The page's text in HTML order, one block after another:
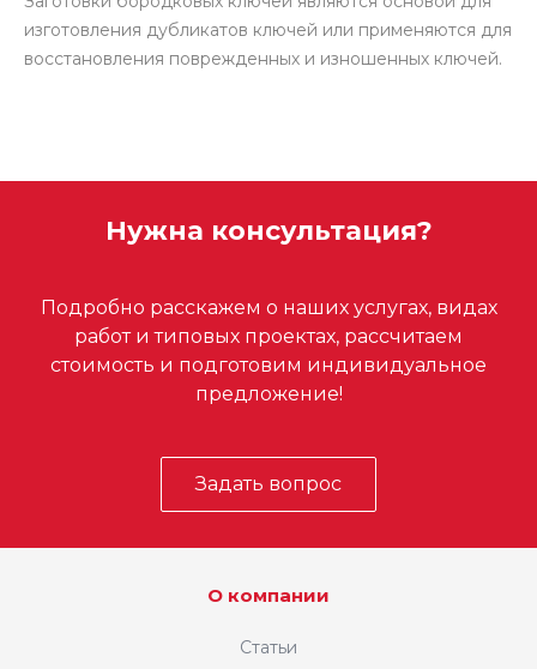
изготовления дубликатов ключей или применяются для
восстановления поврежденных и изношенных ключей.
Нужна консультация?
Подробно расскажем о наших услугах, видах
работ и типовых проектах, рассчитаем
стоимость и подготовим индивидуальное
предложение!
Задать вопрос
О компании
Статьи